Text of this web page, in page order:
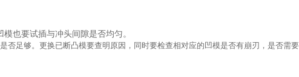
也要试插与冲头间隙是否均匀。
足够。更换已断凸模要查明原因，同时要检查相对应的凹模是否有崩刃，是否需要